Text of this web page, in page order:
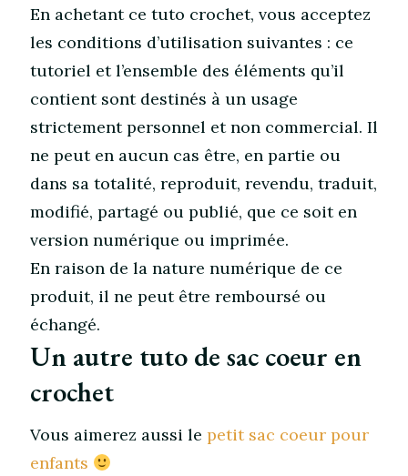
En achetant ce tuto crochet, vous acceptez
les conditions d’utilisation suivantes : ce
tutoriel et l’ensemble des éléments qu’il
contient sont destinés à un usage
strictement personnel et non commercial. Il
ne peut en aucun cas être, en partie ou
dans sa totalité, reproduit, revendu, traduit,
modifié, partagé ou publié, que ce soit en
version numérique ou imprimée.
En raison de la nature numérique de ce
produit, il ne peut être remboursé ou
échangé.
Un autre tuto de sac coeur en
crochet
Vous aimerez aussi le petit sac coeur pour
enfants